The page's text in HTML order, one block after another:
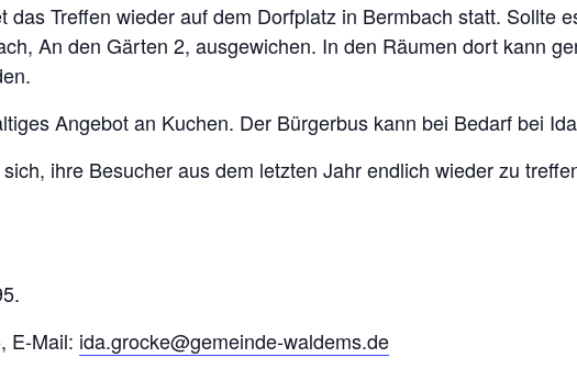
das Treffen wieder auf dem Dorfplatz in Bermbach statt. Sollte
An den Gärten 2, ausgewichen. In den Räumen dort kann
Angebot an Kuchen. Der Bürgerbus kann bei Bedarf bei
ihre Besucher aus dem letzten Jahr endlich wieder zu
E-Mail: ida.grocke@gemeinde-waldems.de